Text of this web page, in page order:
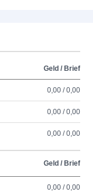
Geld / Brief
0,00 / 0,00
0,00 / 0,00
0,00 / 0,00
Geld / Brief
0,00 / 0,00